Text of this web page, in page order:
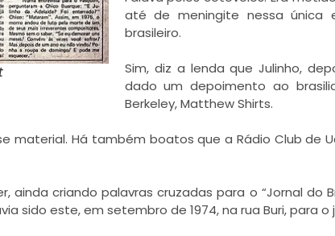
até de meningite nessa única
brasileiro.
Sim, diz a lenda que Julinho,
dado um depoimento ao
Berkeley, Matthew Shirts.
material. Há também boatos que a Rádio Club de
ainda criando palavras cruzadas para o “Jornal do
sido este, em setembro de 1974, na rua Buri, para o